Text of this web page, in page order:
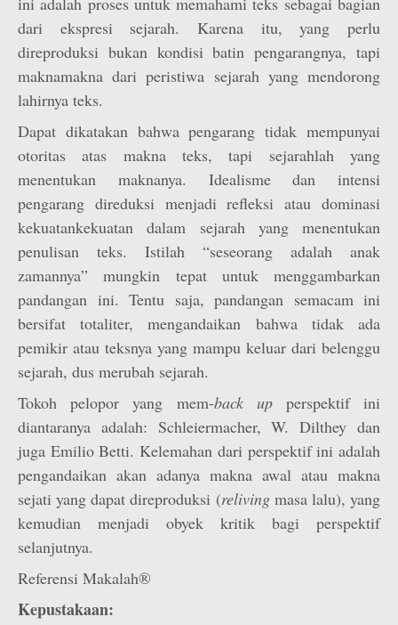
dari ekspresi sejarah. Karena itu, yang perlu
direproduksi bukan kondisi batin pengarangnya, tapi
makna­makna dari peristiwa sejarah yang mendorong
lahirnya teks.
Dapat dikatakan bahwa pengarang tidak mempunyai
otoritas atas makna teks, tapi sejarahlah yang
menentukan maknanya. Idealisme dan intensi
pengarang direduksi menjadi refleksi atau dominasi
kekuatan­kekuatan dalam sejarah yang menentukan
penulisan teks. Istilah “seseorang adalah anak
zamannya” mungkin tepat untuk menggambarkan
pandangan ini. Tentu saja, pandangan semacam ini
bersifat totaliter, mengandaikan bahwa tidak ada
pemikir atau teksnya yang mampu keluar dari belenggu
sejarah, dus merubah sejarah.
Tokoh pelopor yang mem-back upperspektif ini
diantaranya adalah: Schleiermacher, W. Dilthey dan
juga Emilio Betti. Kelemahan dari perspektif ini adalah
pengandaikan akan adanya makna awal atau makna
sejati yang dapat direproduksi (relivingmasa lalu), yang
kemudian menjadi obyek kritik bagi perspektif
selanjutnya.
Referensi Makalah®
Kepustakaan: